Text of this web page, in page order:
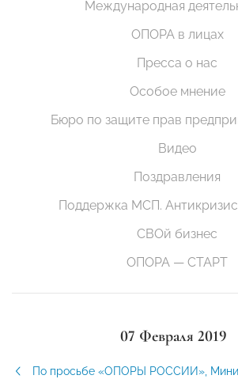
Международная
ОПОРА в лицах
Пресса о нас
Особое мнение
Бюро по защите прав
Видео
Поздравления
Поддержка МСП.
СВОй бизнес
ОПОРА — СТАРТ
07 Февраля 2019
По просьбе «ОПОРЫ РОССИИ»,